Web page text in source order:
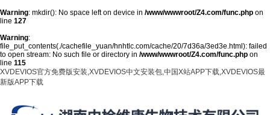
Warning: mkdir(): No space left on device in /www/wwwroot/Z4.com/func.php on
line 127
Warning:
file_put_contents(./cachefile_yuan/hnhtlc.com/cache/20/7d36a/3ed3e.html): failed
to open stream: No such file or directory in /www/wwwroot/Z4.com/func.php on
line 115
XVDEVIOS官方免费版安装,XVDEVIOS中文安装包,中国X站APP下载,XVDEVIOS最
新版APP下载